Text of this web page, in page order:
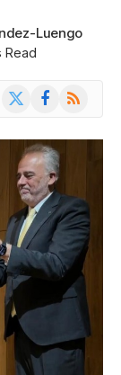
Luengo
Read
Facebook
RSS